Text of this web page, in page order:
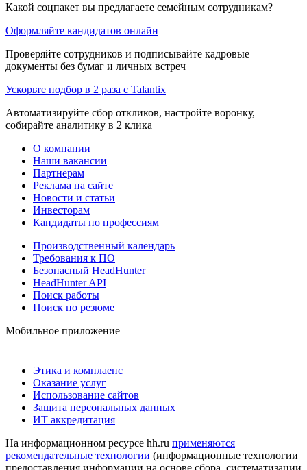
Какой соцпакет вы предлагаете семейным сотрудникам?
Оформляйте кандидатов онлайн
Проверяйте сотрудников и подписывайте кадровые
документы без бумаг и личных встреч
Ускорьте подбор в 2 раза с Talantix
Автоматизируйте сбор откликов, настройте воронку,
собирайте аналитику в 2 клика
О компании
Наши вакансии
Партнерам
Реклама на сайте
Новости и статьи
Инвесторам
Кандидаты по профессиям
Производственный календарь
Требования к ПО
Безопасный HeadHunter
HeadHunter API
Поиск работы
Поиск по резюме
Мобильное приложение
Этика и комплаенс
Оказание услуг
Использование сайтов
Защита персональных данных
ИТ аккредитация
На информационном ресурсе hh.ru применяются
рекомендательные технологии (информационные технологии
предоставления информации на основе сбора, систематизации